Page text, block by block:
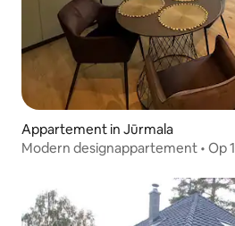
Appartement in Jūrmala
Modern designappartement • Op